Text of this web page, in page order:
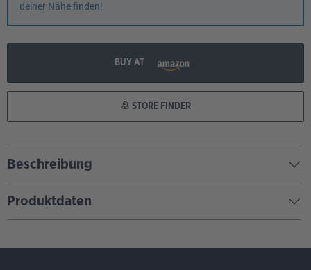
deiner Nähe finden!
BUY AT
STORE FINDER
Beschreibung
Produktdaten